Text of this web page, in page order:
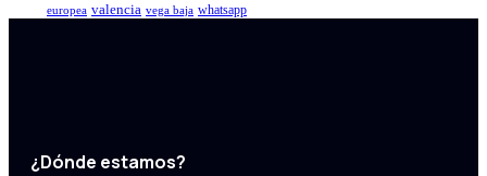
europea valencia vega baja whatsapp
¿Dónde estamos?